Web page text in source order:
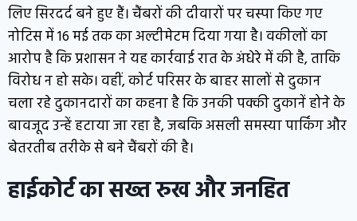
लिए सिरदर्द बने हुए हैं। चैंबरों की दीवारों पर चस्पा किए गए
नोटिस में 16 मई तक का अल्टीमेटम दिया गया है। वकीलों का
आरोप है कि प्रशासन ने यह कार्रवाई रात के अंधेरे में की है, ताकि
विरोध न हो सके। वहीं, कोर्ट परिसर के बाहर सालों से दुकान
चला रहे दुकानदारों का कहना है कि उनकी पक्की दुकानें होने के
बावजूद उन्हें हटाया जा रहा है, जबकि असली समस्या पार्किंग और
बेतरतीब तरीके से बने चैंबरों की है।
हाईकोर्ट का सख्त रुख और जनहित